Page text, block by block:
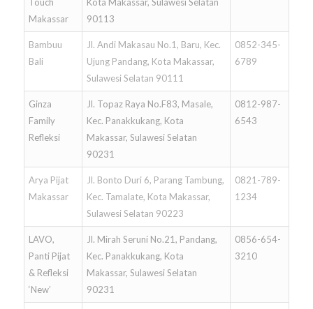
Makassar
90113
Bambuu
Bali
Jl. Andi Makasau No.1, Baru, Kec.
Ujung Pandang, Kota Makassar,
Sulawesi Selatan 90111
0852-345-
6789
Ginza
Family
Refleksi
Jl. Topaz Raya No.F83, Masale,
Kec. Panakkukang, Kota
Makassar, Sulawesi Selatan
90231
0812-987-
6543
Arya Pijat
Makassar
Jl. Bonto Duri 6, Parang Tambung,
Kec. Tamalate, Kota Makassar,
Sulawesi Selatan 90223
0821-789-
1234
LAVO,
Panti Pijat
& Refleksi
‘New’
Jl. Mirah Seruni No.21, Pandang,
Kec. Panakkukang, Kota
Makassar, Sulawesi Selatan
90231
0856-654-
3210